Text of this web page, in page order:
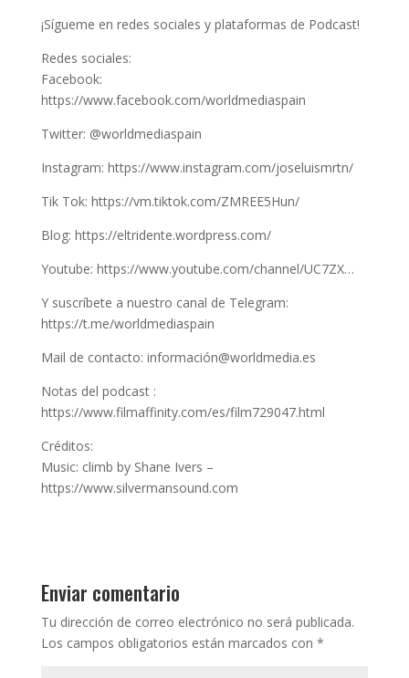
¡Sígueme en redes sociales y plataformas de Podcast!
Redes sociales:
Facebook:
https://www.facebook.com/worldmediaspain
Twitter: @worldmediaspain
Instagram: https://www.instagram.com/joseluismrtn/
Tik Tok: https://vm.tiktok.com/ZMREE5Hun/
Blog: https://eltridente.wordpress.com/
Youtube: https://www.youtube.com/channel/UC7ZX…
Y suscríbete a nuestro canal de Telegram:
https://t.me/worldmediaspain
Mail de contacto: información@worldmedia.es
Notas del podcast :
https://www.filmaffinity.com/es/film729047.html
Créditos:
Music: climb by Shane Ivers –
https://www.silvermansound.com
Enviar comentario
Tu dirección de correo electrónico no será publicada.
Los campos obligatorios están marcados con *